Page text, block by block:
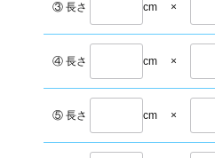
③ 長さ cm ×
④ 長さ cm ×
⑤ 長さ cm ×